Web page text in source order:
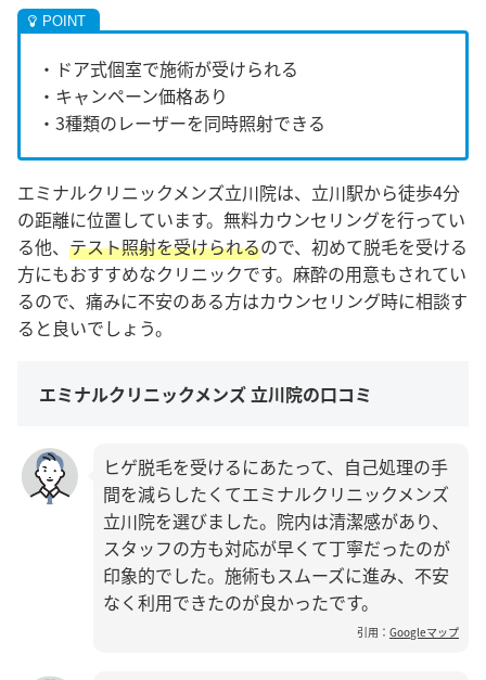
・ドア式個室で施術が受けられる
・キャンペーン価格あり
・3種類のレーザーを同時照射できる
エミナルクリニックメンズ立川院は、立川駅から徒歩4分
の距離に位置しています。無料カウンセリングを行ってい
る他、 テスト照射を受けられるので、初めて脱毛を受ける
方にもおすすめなクリニックです。麻酔の用意もされてい
るので、痛みに不安のある方はカウンセリング時に相談す
ると良いでしょう。
エミナルクリニックメンズ 立川院の口コミ
ヒゲ脱毛を受けるにあたって、自己処理の手
間を減らしたくてエミナルクリニックメンズ
立川院を選びました。院内は清潔感があり、
スタッフの方も対応が早くて丁寧だったのが
印象的でした。施術もスムーズに進み、不安
なく利用できたのが良かったです。
引用： Googleマップ